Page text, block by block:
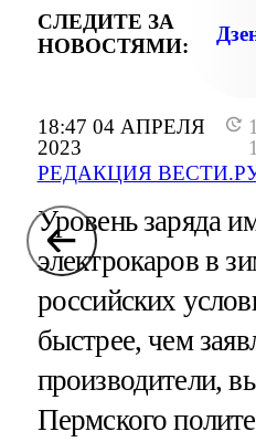
18:47 04 АПРЕЛЯ
2023
РЕДАКЦИЯ
СЛЕДИТЕ ЗА
НОВОСТЯМИ:
Уровень заряда
электрокаров в
российских
быстрее, чем
производители,
Пермского